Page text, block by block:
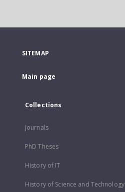
SITEMAP
Main page
Collections
Journals
PhD Theses
History of IT
History of Science and Technology